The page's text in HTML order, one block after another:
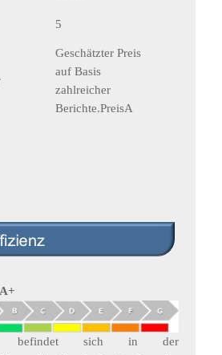
5
Geschätzter Preis
auf Basis
zahlreicher
Berichte.PreisA
befindet sich in der